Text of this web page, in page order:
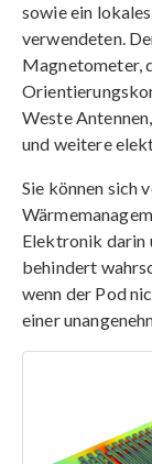
sowie ein
verwendeten.
Magnetometer,
Weste
und weitere
Sie können sich
Elektronik darin
behindert
wenn der Pod
einer